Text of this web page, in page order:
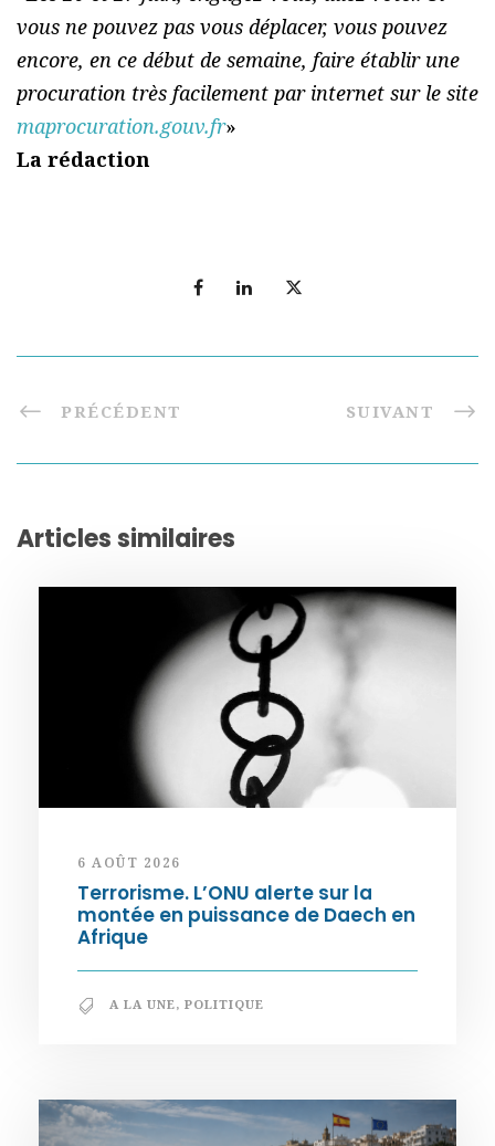
vous ne pouvez pas vous déplacer, vous pouvez
encore, en ce début de semaine, faire établir une
procuration très facilement par internet sur le site
maprocuration.gouv.fr»
La rédaction
PRÉCÉDENT SUIVANT
Articles similaires
6 AOÛT 2026
Terrorisme. L’ONU alerte sur la
montée en puissance de Daech en
Afrique
A LA UNE, POLITIQUE